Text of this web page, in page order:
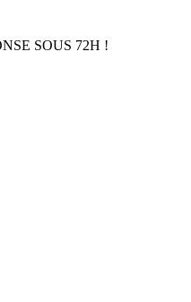
SOUS 72H !